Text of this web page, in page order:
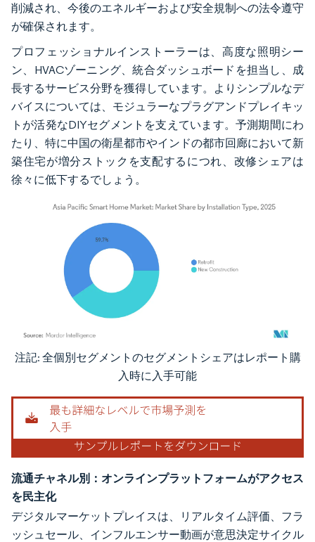
削減され、今後のエネルギーおよび安全規制への法令遵守
が確保されます。
プロフェッショナルインストーラーは、高度な照明シー
ン、HVACゾーニング、統合ダッシュボードを担当し、成
長するサービス分野を獲得しています。よりシンプルなデ
バイスについては、モジュラーなプラグアンドプレイキッ
トが活発なDIYセグメントを支えています。予測期間にわ
たり、特に中国の衛星都市やインドの都市回廊において新
築住宅が増分ストックを支配するにつれ、改修シェアは
徐々に低下するでしょう。
画像 © Mordor Intelligence。再利用にはCC BY 4.0の表示が必要です。
注記: 全個別セグメントのセグメントシェアはレポート購
入時に入手可能
流通チャネル別：オンラインプラットフォームがアクセス
を民主化
デジタルマーケットプレイスは、リアルタイム評価、フラ
ッシュセール、インフルエンサー動画が意思決定サイクル